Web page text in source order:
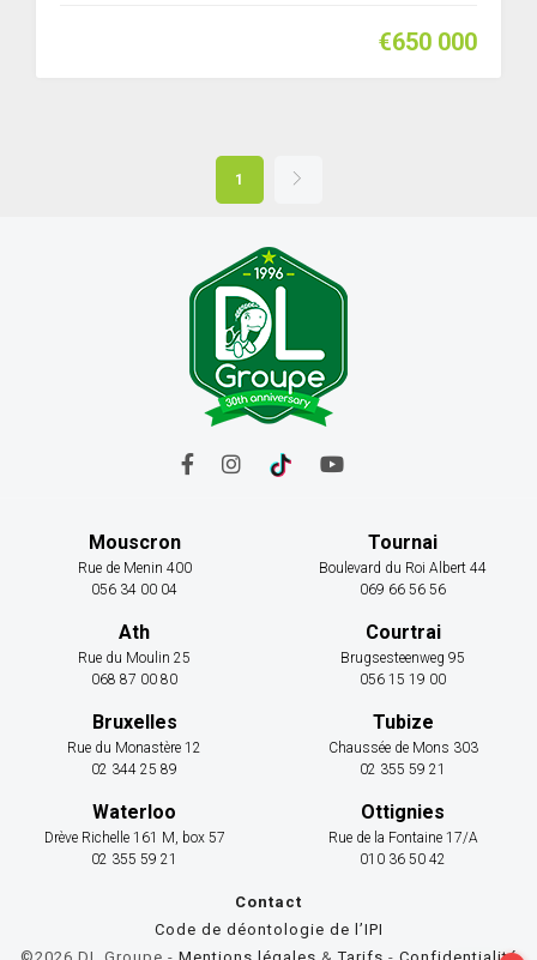
€650 000
1
Mouscron
Rue de Menin 400
056 34 00 04
Tournai
Boulevard du Roi Albert 44
069 66 56 56
Ath
Rue du Moulin 25
068 87 00 80
Courtrai
Brugsesteenweg 95
056 15 19 00
Bruxelles
Rue du Monastère 12
02 344 25 89
Tubize
Chaussée de Mons 303
02 355 59 21
Waterloo
Drève Richelle 161 M, box 57
02 355 59 21
Ottignies
Rue de la Fontaine 17/A
010 36 50 42
Contact
Code de déontologie de l’IPI